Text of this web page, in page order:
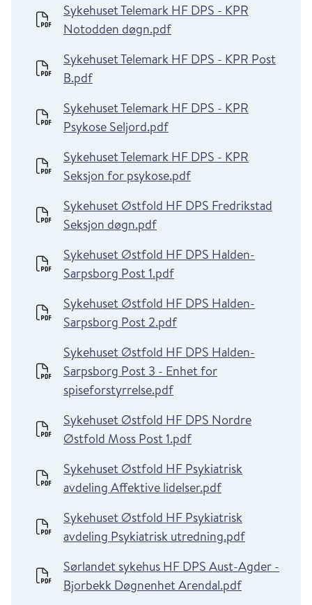
Sykehuset Telemark HF DPS - KPR
Notodden døgn.pdf
Sykehuset Telemark HF DPS - KPR Post
B.pdf
Sykehuset Telemark HF DPS - KPR
Psykose Seljord.pdf
Sykehuset Telemark HF DPS - KPR
Seksjon for psykose.pdf
Sykehuset Østfold HF DPS Fredrikstad
Seksjon døgn.pdf
Sykehuset Østfold HF DPS Halden-
Sarpsborg Post 1.pdf
Sykehuset Østfold HF DPS Halden-
Sarpsborg Post 2.pdf
Sykehuset Østfold HF DPS Halden-
Sarpsborg Post 3 - Enhet for
spiseforstyrrelse.pdf
Sykehuset Østfold HF DPS Nordre
Østfold Moss Post 1.pdf
Sykehuset Østfold HF Psykiatrisk
avdeling Affektive lidelser.pdf
Sykehuset Østfold HF Psykiatrisk
avdeling Psykiatrisk utredning.pdf
Sørlandet sykehus HF DPS Aust-Agder -
Bjorbekk Døgnenhet Arendal.pdf